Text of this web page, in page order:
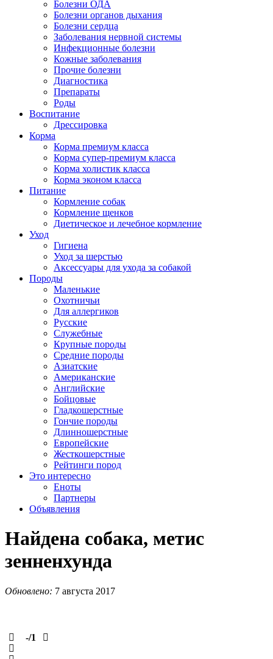
Болезни ОДА
Болезни органов дыхания
Болезни сердца
Заболевания нервной системы
Инфекционные болезни
Кожные заболевания
Прочие болезни
Диагностика
Препараты
Роды
Воспитание
Дрессировка
Корма
Корма премиум класса
Корма супер-премиум класса
Корма холистик класса
Корма эконом класса
Питание
Кормление собак
Кормление щенков
Диетическое и лечебное кормление
Уход
Гигиена
Уход за шерстью
Аксессуары для ухода за собакой
Породы
Маленькие
Охотничьи
Для аллергиков
Русские
Служебные
Крупные породы
Средние породы
Азиатские
Американские
Английские
Бойцовые
Гладкошерстные
Гончие породы
Длинношерстные
Европейские
Жесткошерстные
Рейтинги пород
Это интересно
Еноты
Партнеры
Объявления
Найдена собака, метис
зенненхунда
Обновлено: 7 августа 2017
-/1